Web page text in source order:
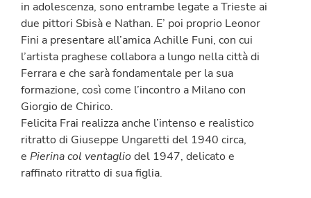
in adolescenza, sono entrambe legate a Trieste ai
due pittori Sbisà e Nathan. E’ poi proprio Leonor
Fini a presentare all’amica Achille Funi, con cui
l’artista praghese collabora a lungo nella città di
Ferrara e che sarà fondamentale per la sua
formazione, così come l’incontro a Milano con
Giorgio de Chirico.
Felicita Frai realizza anche l’intenso e realistico
ritratto di Giuseppe Ungaretti del 1940 circa,
e Pierina col ventagliodel 1947, delicato e
raffinato ritratto di sua figlia.